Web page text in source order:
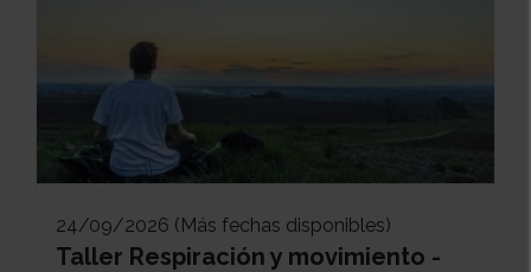
24/09/2026 (Más fechas disponibles)
Taller Respiración y movimiento -